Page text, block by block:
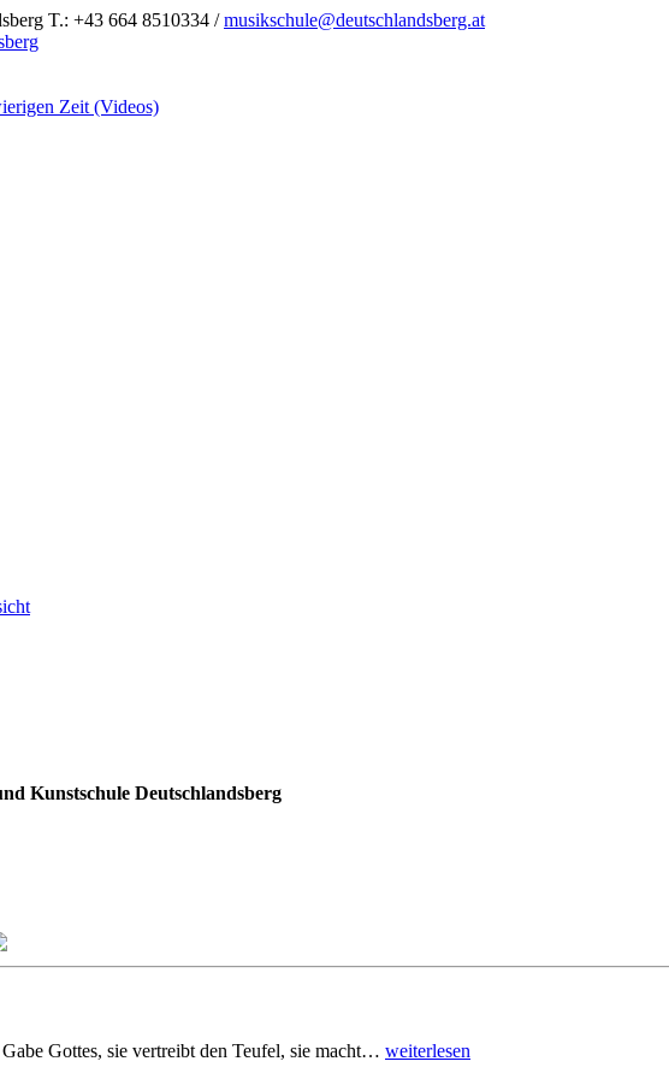
T.: +43 664 8510334 /musikschule@deutschlandsberg.at
Zeit (Videos)
Kunstschule Deutschlandsberg
Gottes, sie vertreibt den Teufel, sie macht… weiterlesen